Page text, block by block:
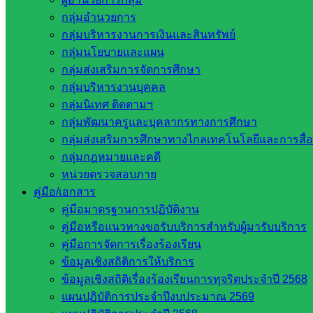
กลุ่มอำนวยการ
กลุ่มบริหารงานการเงินและสินทรัพย์
กลุ่มนโยบายและแผน
กลุ่มส่งเสริมการจัดการศึกษา
กลุ่มบริหารงานบุคคล
กลุ่มนิเทศ ติดตามฯ
กลุ่มพัฒนาครูและบุคลากรทางการศึกษา
กลุ่มส่งเสริมการศึกษาทางไกลเทคโนโลยีและการสื่
กลุ่มกฎหมายและคดี
หน่วยตรวจสอบภาย
คู่มือ/เอกสาร
คู่มือมาตรฐานการปฏิบัติงาน
คู่มือหรือแนวทางขอรับบริการสำหรับผู้มารับบริการ
คู่มือการจัดการเรื่องร้องเรียน
ข้อมูลเชิงสถิติการให้บริการ
ข้อมูลเชิงสถิติเรื่องร้องเรียนการทุจริตประจำปี 2568
แผนปฏิบัติการประจำปีงบประมาณ 2569
สำนักงานคณะกรรมการการศึกษาขั้นพื้น
ฐาน
รายชื่อมหาวิทยาลัยในประเทศไทย
เว็บไซต์สำนักต่าง ๆ ใน สพฐ.
เว็บไซต์ สพม. ในสังกัด สพฐ.
เว็บไซต์ สพป. ในสังกัด สพฐ.
กรมบัญชีกลาง
สำนักงาน ส.ก.ส.ค
หน่วยงานในจังหวัดสระแก้ว
จังหวัดสระแก้ว
องค์การบริหารส่วนจังหวัดสระแก้ว
ศึกษาธิการจังหวัดสระแก้ว
สำนักงาน ส.ก.ส.ค. จังหวัดสระแก้ว
สพป. สระแก้วเขต 1
สพป.สระแก้ว เขต 2
โรงเรียนในสังกัด สพป.สระแก้ว เขต 1